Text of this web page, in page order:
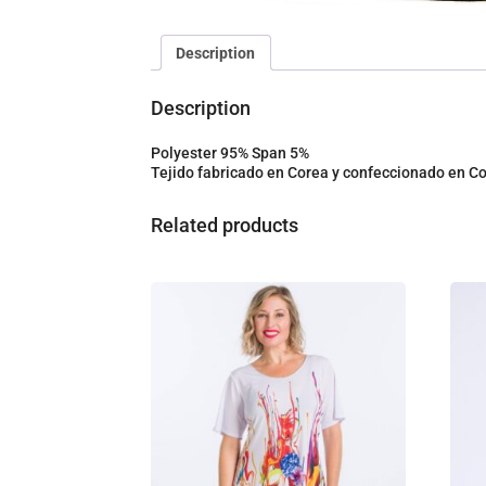
Description
Description
Polyester 95% Span 5%
Tejido fabricado en Corea y confeccionado en
Related products